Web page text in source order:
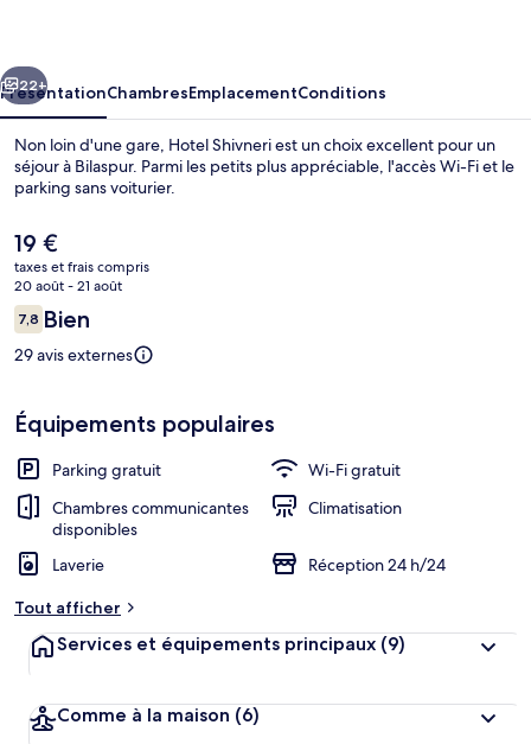
Suivant
22+
PrésentationChambresEmplacementConditions
Non loin d'une gare, Hotel Shivneri est un choix excellent pour un
séjour à Bilaspur. Parmi les petits plus appréciable, l'accès Wi-Fi et le
parking sans voiturier.
Le
prix
actuel
est
de
19 €.
19 €
taxes et frais compris
20 août - 21 août
Avis
voyageurs
7,87,8 sur 10
Bien
29 avis externes
Équipements populaires
Parking gratuit
Wi-Fi gratuit
Chambres communicantes
disponibles
Climatisation
Laverie
Réception 24 h/24
Tout afficher
Services et équipements principaux (9)
Comme à la maison (6)